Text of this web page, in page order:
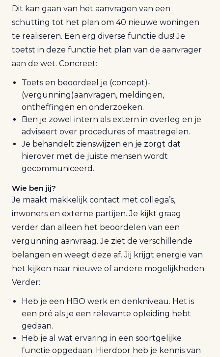
Dit kan gaan van het aanvragen van een
schutting tot het plan om 40 nieuwe woningen
te realiseren. Een erg diverse functie dus! Je
toetst in deze functie het plan van de aanvrager
aan de wet. Concreet:
Toets en beoordeel je (concept)-
(vergunning)aanvragen, meldingen,
ontheffingen en onderzoeken.
Ben je zowel intern als extern in overleg en je
adviseert over procedures of maatregelen.
Je behandelt zienswijzen en je zorgt dat
hierover met de juiste mensen wordt
gecommuniceerd.
Wie ben jij?
Je maakt makkelijk contact met collega’s,
inwoners en externe partijen. Je kijkt graag
verder dan alleen het beoordelen van een
vergunning aanvraag. Je ziet de verschillende
belangen en weegt deze af. Jij krijgt energie van
het kijken naar nieuwe of andere mogelijkheden.
Verder:
Heb je een HBO werk en denkniveau. Het is
een pré als je een relevante opleiding hebt
gedaan.
Heb je al wat ervaring in een soortgelijke
functie opgedaan. Hierdoor heb je kennis van